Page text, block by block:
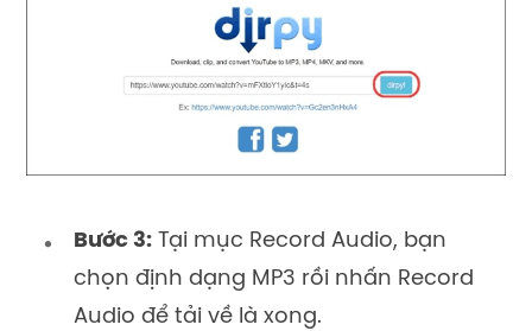
Bước 3: Tại mục Record Audio, bạn
chọn định dạng MP3 rồi nhấn Record
Audio để tải về là xong.